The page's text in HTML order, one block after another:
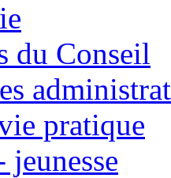
du Conseil
pratique
jeunesse